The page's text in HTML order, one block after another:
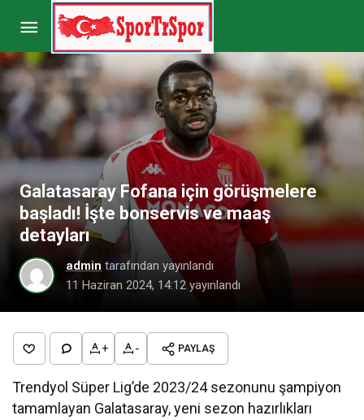
Galatasaray Fofana için görüşmelere
başladı! İşte bonservis ve maaş
detayları
admin tarafından yayınlandı
11 Haziran 2024, 14:12 yayınlandı
+ - PAYLAŞ
Trendyol Süper Lig’de 2023/24 sezonunu şampiyon
tamamlayan Galatasaray, yeni sezon hazırlıkları
Jose Mourinho’dan flaş Ferdi Kadıoğlu kararı!
Yorum Yap Paylaş